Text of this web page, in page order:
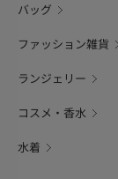
バッグ
ファッション雑貨
ランジェリー
コスメ・香水
水着